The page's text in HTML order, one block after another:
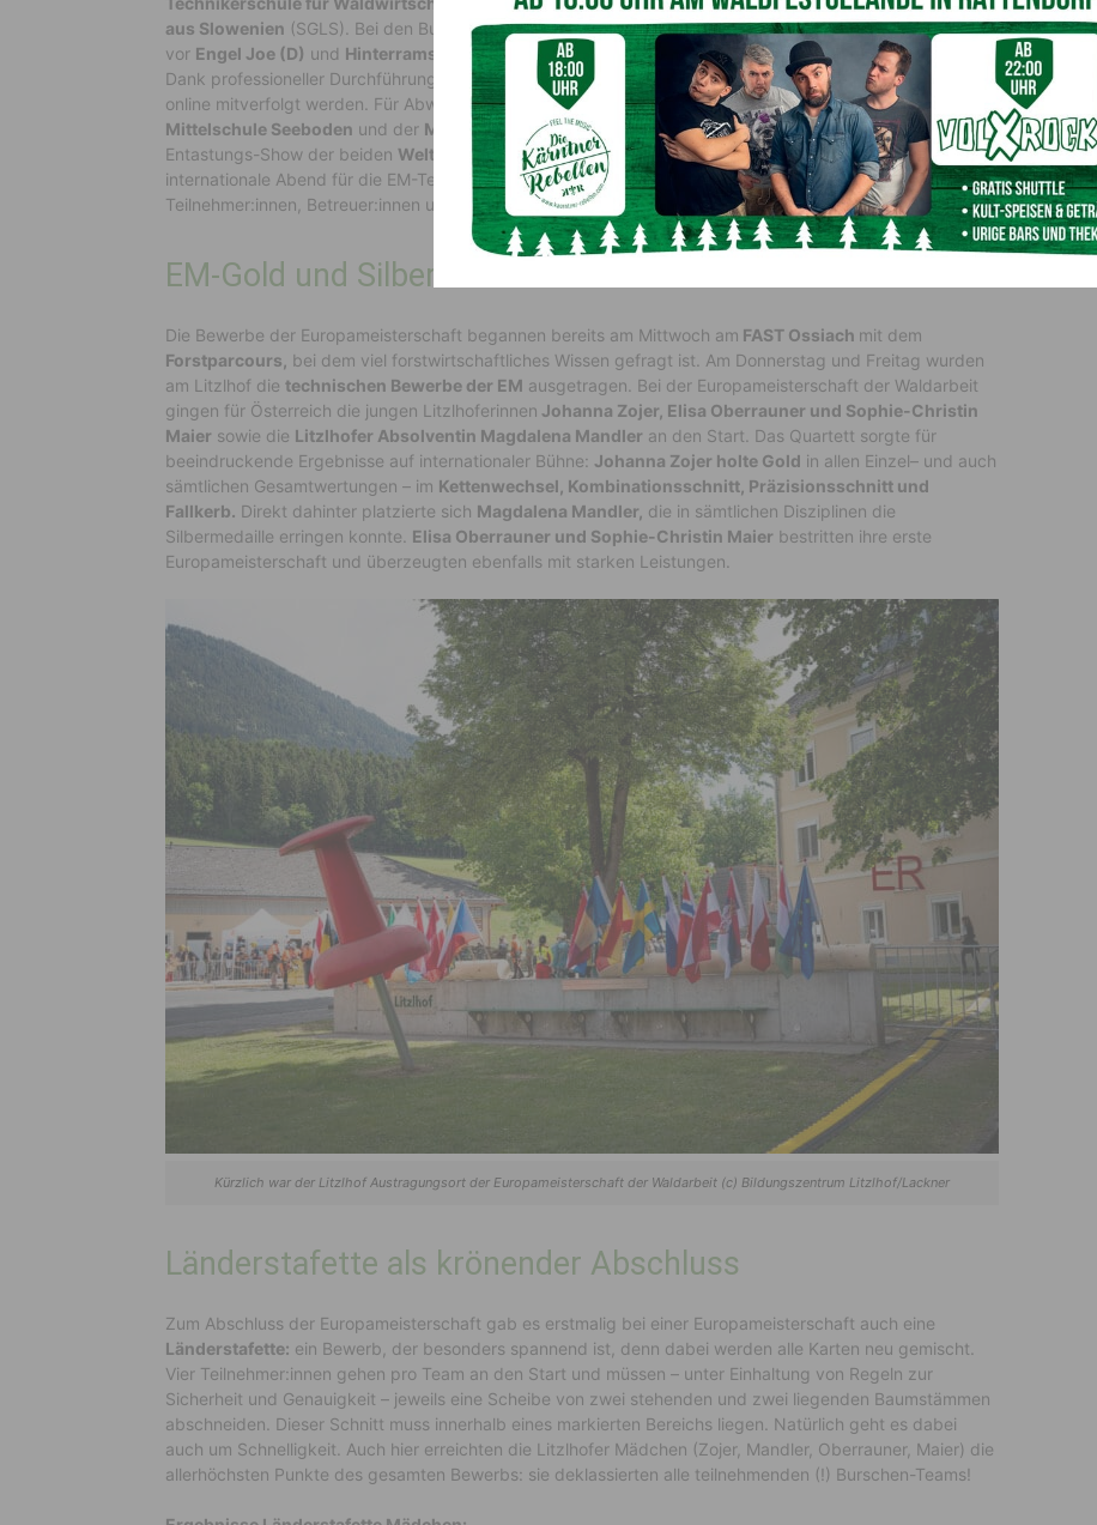
aus Slowenien (SGLS). Bei den Burschen ging Gold in der Gesamt-Einzelwertung anPletan Isak (NOR),
vor Engel Joe (D) und Hinterramskogler Florian
(Österreich, Bergbauernschule Hohenlehen).
Dank professioneller Durchführung, Live-Stream und Moderation konnten die spannenden Bewerbe auch
online mitverfolgt werden. Für Abwechslung sorgteaußerdem das Rahmenprogramm mit derMusik-
Mittelschule Seeboden und der Mittelschule Obervellach,den Litzlhofer Timbersportlern, einer
Entastungs-Show der beiden Weltmeister Michael RamsbacherundMatthias Morgensternsowieder
internationale Abend für die EM-Teilnehmer:innen und ihre Begleiter:innen. Auch kulinarisch waren
Teilnehmer:innen, Betreuer:innen und Gäste bestens versorgt.
EM-Gold und Silber für Litzlhofer Mädels
Die Bewerbe der Europameisterschaft begannen bereits am Mittwoch am FAST Ossiach mit dem
Forstparcours bei dem viel forstwirtschaftliches Wissen gefragt ist. Am Donnerstag und Freitag wurden
am Litzlhof die technischen Bewerbe der EM ausgetragen. Bei der Europameisterschaft der Waldarbeit
gingen für Österreich die jungen Litzlhoferinnen Johanna Zojer, Elisa Oberrauner und Sophie-Christin
Maier sowie die Litzlhofer Absolventin Magdalena Mandler an den Start. Das Quartett sorgte für
beeindruckende Ergebnisse auf internationaler Bühne: Johanna Zojer holte Gold in allen Einzel– und auch
sämtlichen Gesamtwertungen – im Kettenwechsel, Kombinationsschnitt, Präzisionsschnitt und
Fallkerb. Direkt dahinter platzierte sich Magdalena Mandler, die in sämtlichen Disziplinen die
Silbermedaille erringen konnte. Elisa Oberrauner und Sophie-Christin Maier bestritten ihre erste
Europameisterschaft und überzeugten ebenfalls mit starken Leistungen
Kürzlich war der Litzlhof Austragungsort der Europameisterschaft der Waldarbeit (c) Bildungszentrum Litzlhof/Lackner
Länderstafette als krönender Abschluss
Zum Abschluss der Europameisterschaft gab es erstmalig bei einer Europameisterschaft auch eine
Länderstafette: ein Bewerb, der besonders spannend ist, denn dabei werden alle Karten neu gemischt.
Vier Teilnehmer:innen gehen pro Team an den Start und müssen – unter Einhaltung von Regeln zur
Sicherheit und Genauigkeit – jeweils eine Scheibe von zwei stehenden und zwei liegenden Baumstämmen
abschneiden. Dieser Schnitt muss innerhalb eines markierten Bereichs liegen. Natürlich geht es dabei
auch um Schnelligkeit . Auch hier erreichten die Litzlhofer Mädchen (Zojer, Mandler, Oberrauner, Maier) die
allerhöchsten Punkte des gesamten Bewerbs: sie deklassierten alle teilnehmenden (!) Burschen-Teams!